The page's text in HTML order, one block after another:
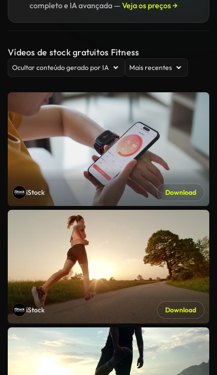
completo e IA avançada — Veja os preços →
Vídeos de stock gratuitos Fitness
Ocultar conteúdo gerado por IA Mais recentes
iStock Download
iStock Download